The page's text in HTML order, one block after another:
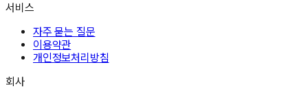
서비스
자주 묻는 질문
이용약관
개인정보처리방침
회사